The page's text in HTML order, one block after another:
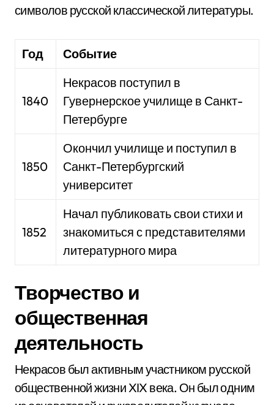
символов русской классической литературы.
Год Событие
1840
Некрасов поступил в
Гувернерское училище в Санкт-
Петербурге
1850
Окончил училище и поступил в
Санкт-Петербургский
университет
1852
Начал публиковать свои стихи и
знакомиться с представителями
литературного мира
Творчество и
общественная
деятельность
Некрасов был активным участником русской
общественной жизни XIX века. Он был одним